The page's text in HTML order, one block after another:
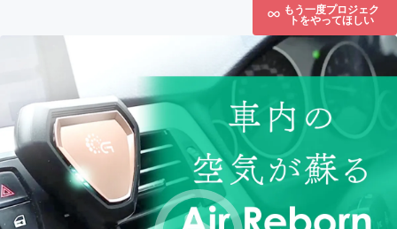
もう一度プロジェク
トをやってほしい